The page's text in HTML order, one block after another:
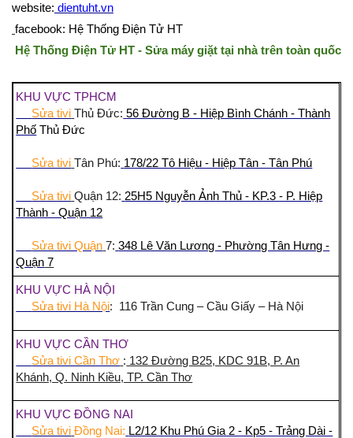
website: dientuht.vn
facebook: Hệ Thống Điện Tử HT
Hệ Thống Điện Tử HT - Sửa máy giặt tại nhà trên toàn quốc
KHU VỰC TPHCM
Sửa tivi Thủ Đức: 56 Đường B - Hiệp Bình Chánh - Thành
Phố Thủ Đức
Sửa tivi Tân Phú: 178/22 Tô Hiệu - Hiệp Tân - Tân Phú
Sửa tivi Quận 12: 25H5 Nguyễn Ảnh Thủ - KP.3 - P. Hiệp
Thành - Quận 12
Sửa tivi Quận 7: 348 Lê Văn Lương - Phường Tân Hưng -
Quận 7
KHU VỰC HÀ NỘI
Sửa tivi Hà Nội: 116 Trần Cung – Cầu Giấy – Hà Nội
KHU VỰC CẦN THƠ
Sửa tivi Cần Thơ : 132 Đường B25, KDC 91B, P. An
Khánh, Q. Ninh Kiều, TP. Cần Thơ
KHU VỰC ĐỒNG NAI
Sửa tivi Đồng Nai: L2/12 Khu Phú Gia 2 - Kp5 - Trảng Dài -